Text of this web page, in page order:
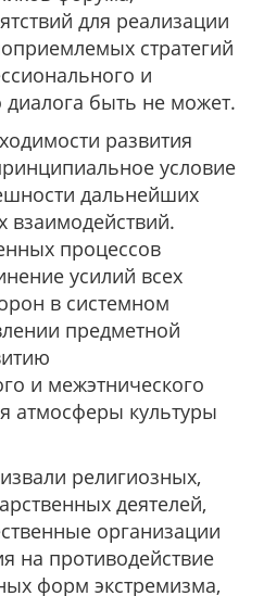
для реализации
стратегий
и
быть не может.
развития
условие
дальнейших
процессов
усилий всех
в системном
предметной
и межэтнического
атмосферы культуры
религиозных,
деятелей,
организации
на противодействие
форм экстремизма,